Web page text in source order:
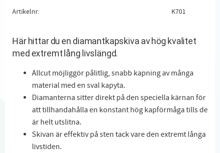
Artikelnr K701
Här hittar du en diamantkapskiva av hög kvalitet
med extremt lång livslängd.
Allcut möjliggör pålitlig, snabb kapning av många
material med en sval kapyta.
Diamanterna sitter direkt på den speciella kärnan för
att tillhandahålla en konstant hög kapförmåga tills de
är helt utslitna.
Skivan är effektiv på sten tack vare den extremt långa
livstiden.